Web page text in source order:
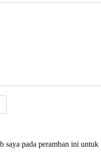
saya pada peramban ini